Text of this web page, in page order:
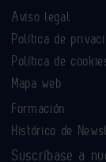
Aviso legal
Política de
Política de
Mapa web
Formación
Histórico de
Suscríbase a